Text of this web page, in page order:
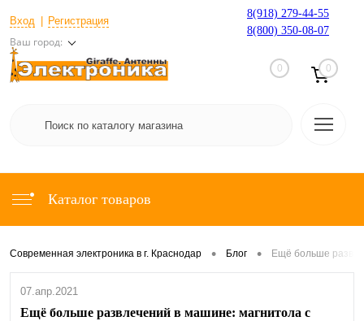
Вход Регистрация
Ваш город:
8(918) 279-44-55
8(800) 350-08-07
0 0
Каталог товаров
Современная электроника в г. Краснодар • Блог • Ещё больше
07.апр.2021
Ещё больше развлечений в машине: магнитола с